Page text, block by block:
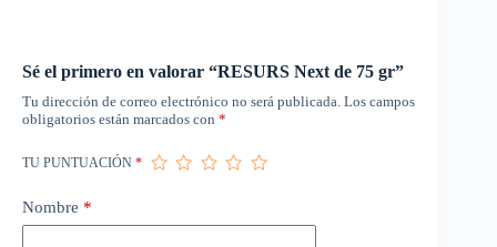
Sé el primero en valorar “RESURS Next de 75 gr”
Tu dirección de correo electrónico no será publicada. Los campos
obligatorios están marcados con *
TU PUNTUACIÓN *
Nombre *